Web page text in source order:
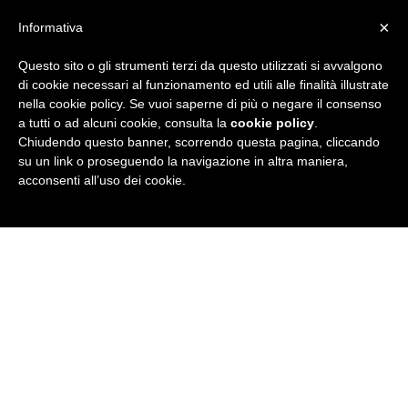
i
×
Informativa
Questo sito o gli strumenti terzi da questo utilizzati si avvalgono
di cookie necessari al funzionamento ed utili alle finalità illustrate
nella cookie policy. Se vuoi saperne di più o negare il consenso
a tutti o ad alcuni cookie, consulta la cookie policy
Chiudendo questo banner, scorrendo questa pagina, cliccando
su un link o proseguendo la navigazione in altra maniera,
acconsenti all’uso dei cookie.